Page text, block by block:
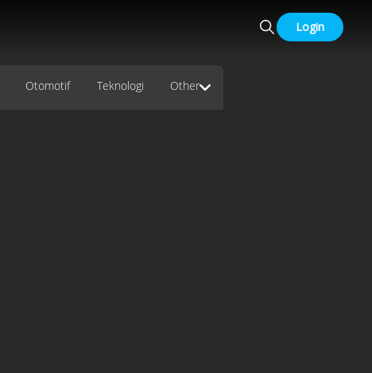
Login
Otomotif Teknologi Other